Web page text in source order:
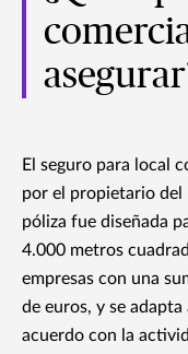
El seguro para local
por el propietario del
póliza fue diseñada
4.000 metros
empresas con una
de euros, y se
acuerdo con la